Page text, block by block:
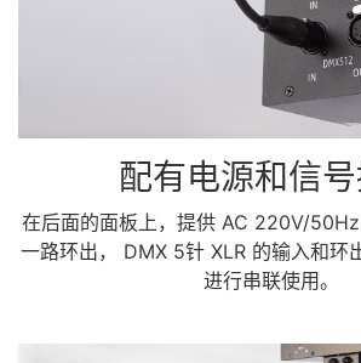
配有电源和信
在后面的面板上，提供 AC 220V/
一路环出， DMX 5针 XLR 的输入和环
进行串联使用。